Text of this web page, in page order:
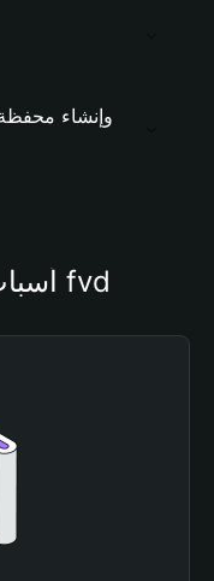
أسباب أهمية استخدام محفظة fvd